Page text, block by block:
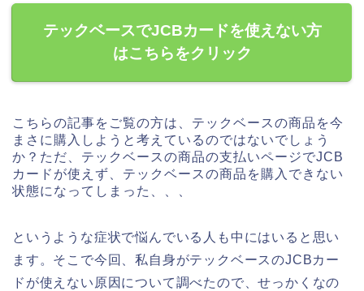
テックベースでJCBカードを使えない方
はこちらをクリック
こちらの記事をご覧の方は、テックベースの商品を今
まさに購入しようと考えているのではないでしょう
か？ただ、テックベースの商品の支払いページでJCB
カードが使えず、テックベースの商品を購入できない
状態になってしまった、、、
というような症状で悩んでいる人も中にはいると思い
ます。そこで今回、私自身がテックベースのJCBカー
ドが使えない原因について調べたので、せっかくなの